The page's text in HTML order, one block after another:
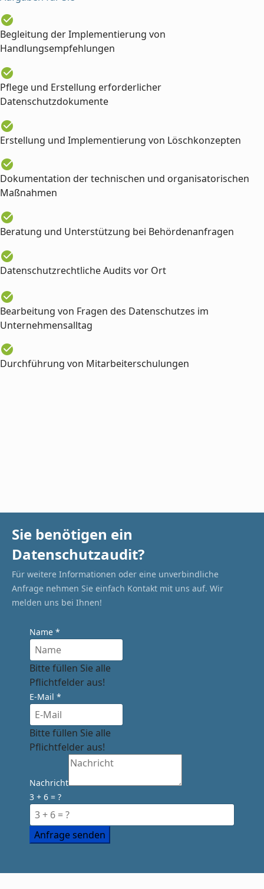
Begleitung der Implementierung von
Handlungsempfehlungen
Pflege und Erstellung erforderlicher
Datenschutzdokumente
Erstellung und Implementierung von Löschkonzepten
Dokumentation der technischen und organisatorischen
Maßnahmen
Beratung und Unterstützung bei Behördenanfragen
Datenschutzrechtliche Audits vor Ort
Bearbeitung von Fragen des Datenschutzes im
Unternehmensalltag
Durchführung von Mitarbeiterschulungen
Sie benötigen ein
Datenschutzaudit?
Für weitere Informationen oder eine unverbindliche
Anfrage nehmen Sie einfach Kontakt mit uns auf. Wir
melden uns bei Ihnen!
Name *
Bitte füllen Sie alle
Pflichtfelder aus!
E-Mail *
Bitte füllen Sie alle
Pflichtfelder aus!
Nachricht
3 + 6 = ?
Anfrage senden